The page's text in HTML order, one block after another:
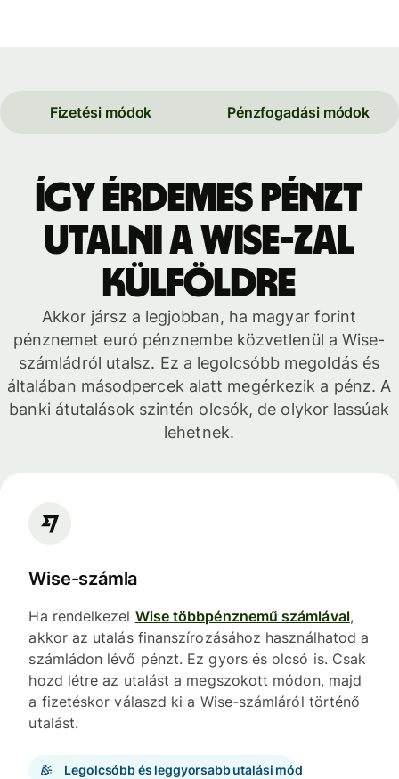
Fizetési módok Pénzfogadási módok
Így érdemes pénzt
utalni a Wise-zal
külföldre
Akkor jársz a legjobban, ha magyar forint
pénznemet euró pénznembe közvetlenül a Wise-
számládról utalsz. Ez a legolcsóbb megoldás és
általában másodpercek alatt megérkezik a pénz. A
banki átutalások szintén olcsók, de olykor lassúak
lehetnek.
Wise-számla
Ha rendelkezel Wise többpénznemű számlával,
akkor az utalás finanszírozásához használhatod a
számládon lévő pénzt. Ez gyors és olcsó is. Csak
hozd létre az utalást a megszokott módon, majd
a fizetéskor válaszd ki a Wise-számláról történő
utalást.
Legolcsóbb és leggyorsabb utalási mód